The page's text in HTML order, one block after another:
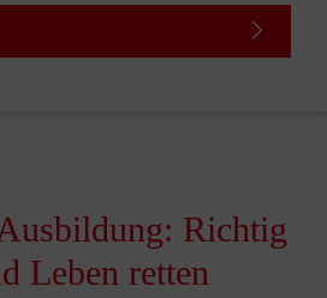
Richtig
Leben retten